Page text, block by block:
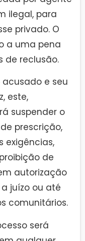
ilegal, para
privado. O
a uma pena
de reclusão.
e seu
este,
suspender o
prescrição,
exigências,
de
autorização
juízo ou até
comunitários.
será